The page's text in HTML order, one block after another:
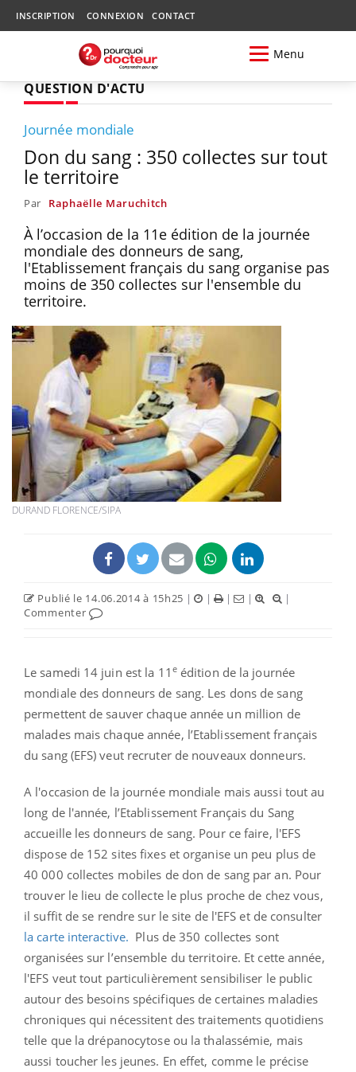
INSCRIPTION CONNEXION CONTACT
Menu
QUESTION D'ACTU
Journée mondiale
Don du sang : 350 collectes sur tout
le territoire
Par Raphaëlle Maruchitch
À l’occasion de la 11e édition de la journée
mondiale des donneurs de sang,
l'Etablissement français du sang organise pas
moins de 350 collectes sur l'ensemble du
territoire.
DURAND FLORENCE/SIPA
Publié le 14.06.2014 à 15h25 | | | |
|
Commenter
Le samedi 14 juin est la 11 eédition de la journée
mondiale des donneurs de sang. Les dons de sang
permettent de sauver chaque année un million de
malades mais chaque année, l’Etablissement français
du sang (EFS) veut recruter de nouveaux donneurs.
A l'occasion de la journée mondiale mais aussi tout au
long de l'année, l’Etablissement Français du Sang
accueille les donneurs de sang. Pour ce faire, l'EFS
dispose de 152 sites fixes et organise un peu plus de
40 000 collectes mobiles de don de sang par an. Pour
trouver le lieu de collecte le plus proche de chez vous,
il suffit de se rendre sur le site de l'EFS et de consulter
la carte interactive. Plus de 350 collectes sont
organisées sur l’ensemble du territoire. Et cette année,
l'EFS veut tout particulièrement sensibiliser le public
autour des besoins spécifiques de certaines maladies
chroniques qui nécessitent des traitements quotidiens
telle que la drépanocytose ou la thalassémie, mais
aussi toucher les jeunes. En effet, comme le précise